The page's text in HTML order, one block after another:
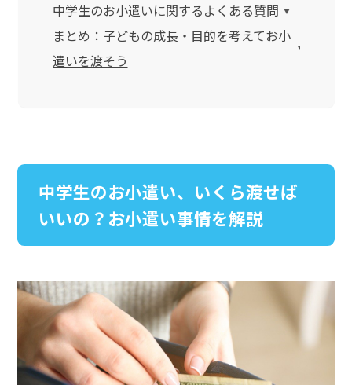
中学生のお小遣いに関するよくある質問
まとめ：子どもの成長・目的を考えてお小
遣いを渡そう
中学生のお小遣い、いくら渡せば
いいの？お小遣い事情を解説